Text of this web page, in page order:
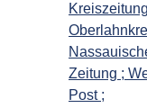
Zeitung ;
Post ;